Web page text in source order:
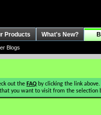
Products What's New?
Blogs
out the FAQ by clicking the link
you want to visit from the selection